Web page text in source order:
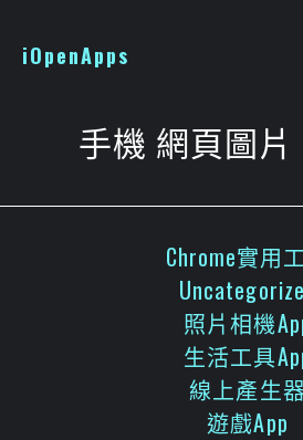
iOpenApps
手機 網頁圖片
Chrome實用
照片相機
生活工具
線上產生器
遊戲App